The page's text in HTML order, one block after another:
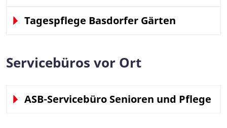
Tagespflege Basdorfer Gärten
Servicebüros vor Ort
ASB-Servicebüro Senioren und Pflege